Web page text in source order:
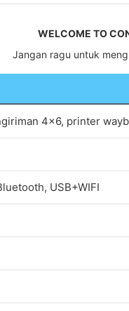
WELCOME TO
Jangan ragu untuk
4x6, printer
USB+WIFI